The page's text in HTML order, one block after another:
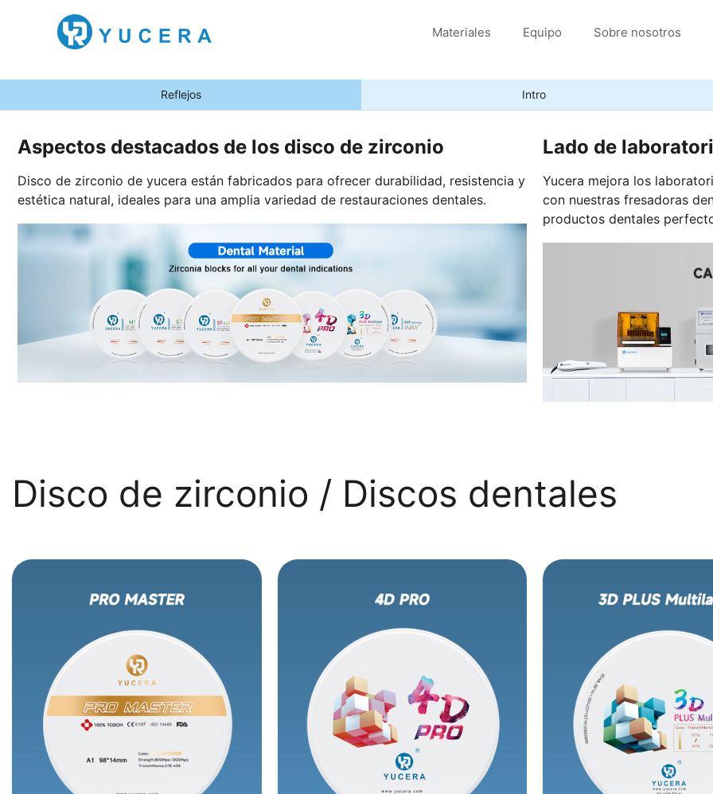
Materiales Equipo Sobre nosotros
Reflejos Intro
Aspectos destacados de los disco de zirconio
Disco de zirconio de yucera están fabricados para ofrecer durabilidad, resistencia y
estética natural, ideales para una amplia variedad de restauraciones dentales.
Lado de
Yucera mejora los
con nuestras fresadoras
productos dentales
Disco de zirconio / Discos dentales